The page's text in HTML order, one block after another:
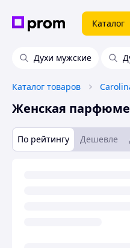
Каталог
Духи мужские
Каталог товаров
Женская
По рейтингу Дешевле